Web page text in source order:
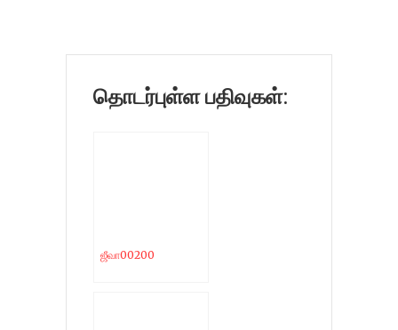
தொடர்புள்ள பதிவுகள்:
ஜீவா00200